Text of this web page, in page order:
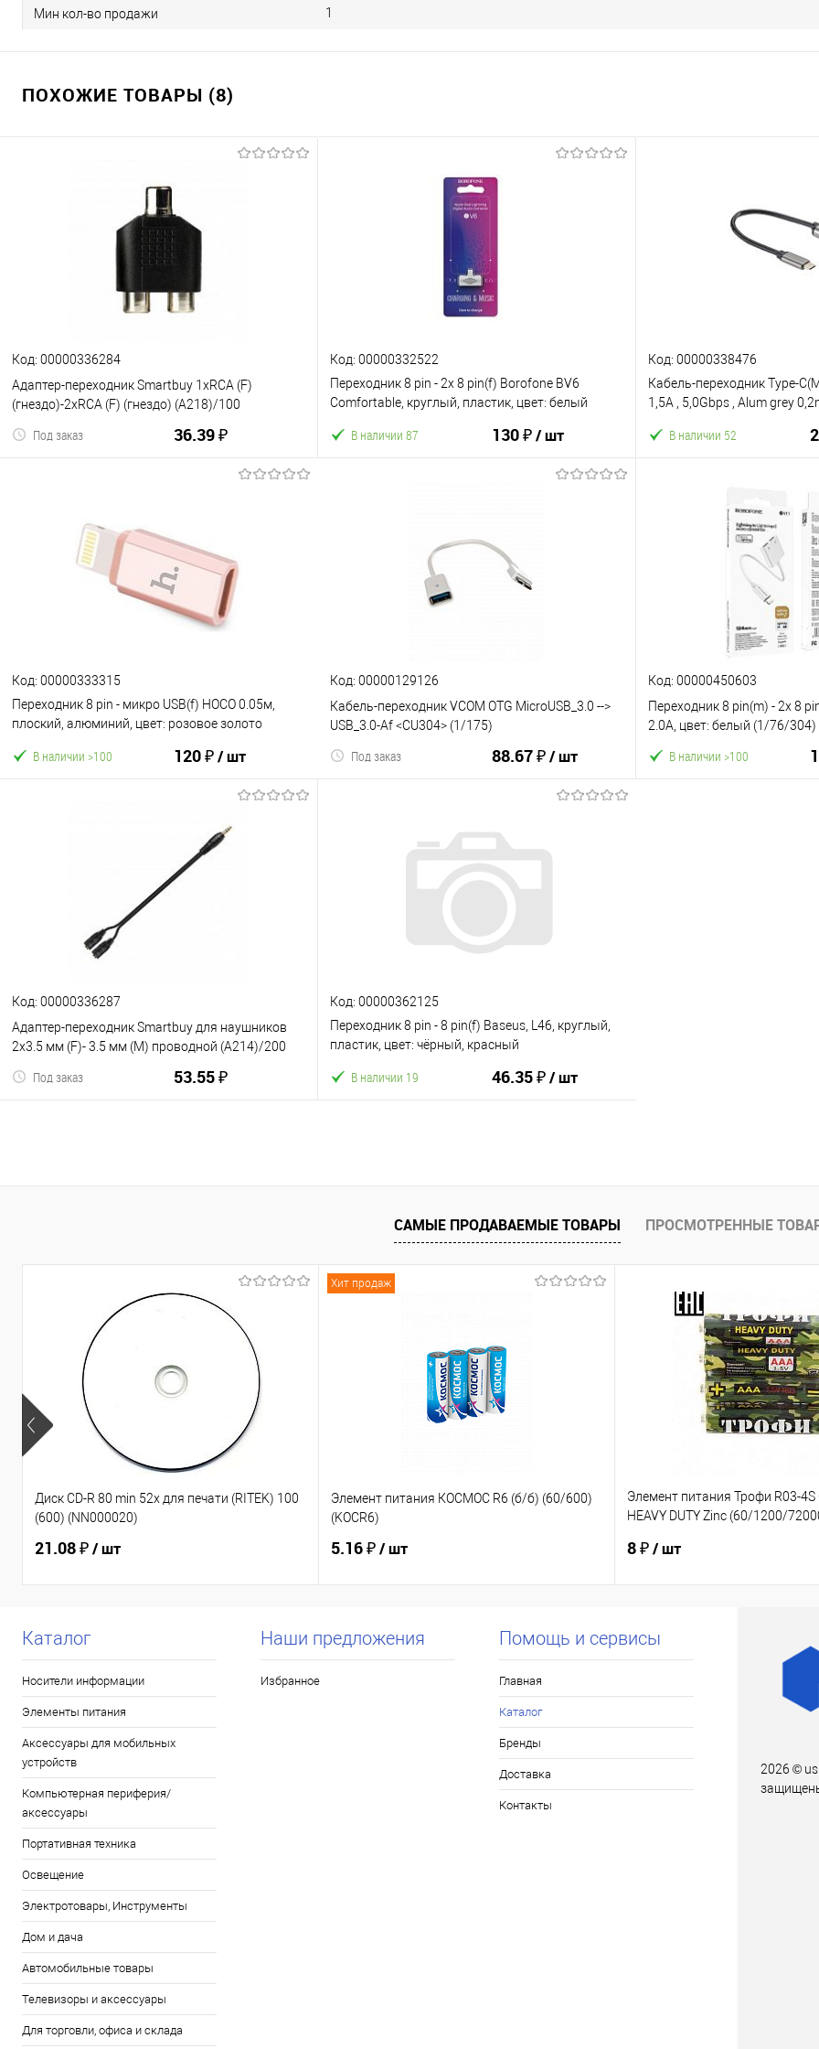
Мин кол-во продажи 1
ПОХОЖИЕ ТОВАРЫ (8)
Код: 00000336284
Адаптер-переходник Smartbuy 1хRCA (F)
(гнездо)-2хRCA (F) (гнездо) (A218)/100
36.39 ₽
Под заказ
В избранное
Код: 00000332522
Переходник 8 pin - 2x 8 pin(f) Borofone BV6
Comfortable, круглый, пластик, цвет: белый
130 ₽/ шт
В наличии 87
Код: 00000338476
Кабель-переходник Type-
1,5A , 5,0Gbps , Alum grey
В наличии 52
В
К сравнению
Код: 00000333315
Переходник 8 pin - микро USB(f) HOCO 0.05м,
плоский, алюминий, цвет: розовое золото
120 ₽/ шт
В наличии >100
В корзину
Код: 00000129126
Кабель-переходник VCOM OTG MicroUSB_3.0 -->
USB_3.0-Af <CU304> (1/175)
88.67 ₽/ шт
Под заказ
В корзину
В избранное
Код: 00000450603
Переходник 8 pin(m) - 2x 8
2.0A, цвет: белый (1/76/
В наличии >100
Код: 00000336287
Адаптер-переходник Smartbuy для наушников
2х3.5 мм (F)- 3.5 мм (M) проводной (A214)/200
53.55 ₽
Под заказ
Код: 00000362125
Переходник 8 pin - 8 pin(f) Baseus, L46, круглый,
пластик, цвет: чёрный, красный
46.35 ₽/ шт
В наличии 19
К сравнению В избранное
САМЫЕ ПРОДАВАЕМЫЕ ТОВАРЫ ПРОСМОТРЕННЫЕ
Диск CD-R 80 min 52x для печати (RITEK) 100
(600) (NN000020)
21.08 ₽/ шт
Хит продаж
Элемент питания КОСМОС R6 (б/б) (60/600)
(KOCR6)
5.16 ₽/ шт
Элемент питания Трофи R03-4S
HEAVY DUTY Zinc (60/1200/
8 ₽/ шт
Каталог
Носители информации
Элементы питания
Аксессуары для мобильных
устройств
Компьютерная периферия/
аксессуары
Портативная техника
Освещение
Электротовары, Инструменты
Дом и дача
Автомобильные товары
Телевизоры и аксессуары
Для торговли, офиса и склада
Наши предложения
Избранное
Помощь и сервисы
Главная
Каталог
Бренды
Доставка
Контакты
2026 ©